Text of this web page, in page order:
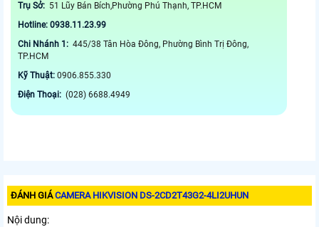
Trụ Sở: 51 Lũy Bán Bích,Phường Phú Thạnh, TP.HCM
Hotline: 0938.11.23.99
Chi Nhánh 1: 445/38 Tân Hòa Đông, Phường Bình Trị Đông,
TP.HCM
Kỹ Thuật: 0906.855.330
Điện Thoại: (028) 6688.4949
ĐÁNH GIÁCAMERA HIKVISION DS-2CD2T43G2-4LI2UHUN
Nội dung: